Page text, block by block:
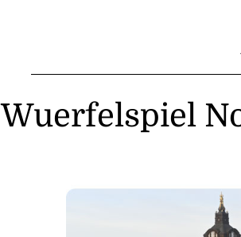
Wuerfelspiel